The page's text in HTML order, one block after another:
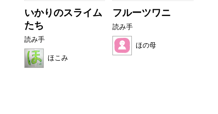
いかりのスライム
たち
読み手
ほこみ
フルーツワニ
読み手
ほの母